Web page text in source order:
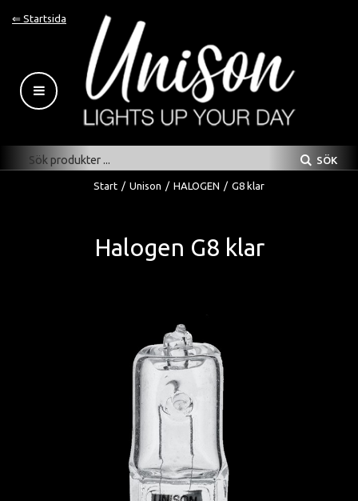
⇐ Startsida
SÖK
Start / Unison / HALOGEN / G8 klar
Halogen G8 klar